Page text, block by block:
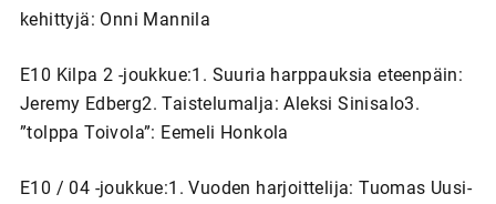
kehittyjä: Onni Mannila
E10 Kilpa 2 -joukkue:1. Suuria harppauksia eteenpäin:
Jeremy Edberg2. Taistelumalja: Aleksi Sinisalo3.
”tolppa Toivola”: Eemeli Honkola
E10 / 04 -joukkue:1. Vuoden harjoittelija: Tuomas Uusi-